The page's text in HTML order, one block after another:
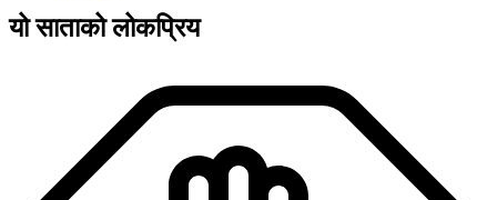
यो साताको लोकप्रिय